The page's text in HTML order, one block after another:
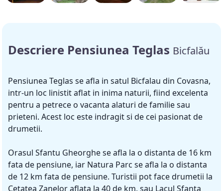
Descriere Pensiunea Teglas Bicfalău
Pensiunea Teglas se afla in satul Bicfalau din Covasna,
intr-un loc linistit aflat in inima naturii, fiind excelenta
pentru a petrece o vacanta alaturi de familie sau
prieteni. Acest loc este indragit si de cei pasionat de
drumetii.
Orasul Sfantu Gheorghe se afla la o distanta de 16 km
fata de pensiune, iar Natura Parc se afla la o distanta
de 12 km fata de pensiune. Turistii pot face drumetii la
Cetatea Zanelor aflata la 40 de km, sau Lacul Sfanta